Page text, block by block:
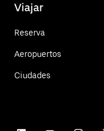
Viajar
Reserva
Aeropuertos
Ciudades